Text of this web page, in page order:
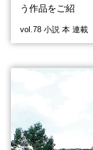
う作品をご紹
vol.78 小説 本 連載